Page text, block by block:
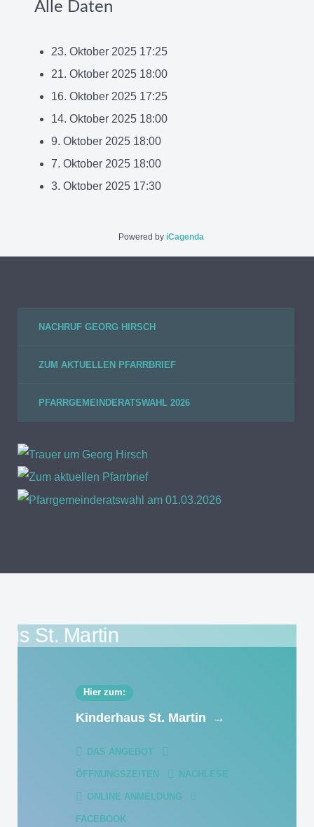
Alle Daten
23. Oktober 2025 17:25
21. Oktober 2025 18:00
16. Oktober 2025 17:25
14. Oktober 2025 18:00
9. Oktober 2025 18:00
7. Oktober 2025 18:00
3. Oktober 2025 17:30
Powered by iCagenda
NACHRUF GEORG HIRSCH
ZUM AKTUELLEN PFARRBRIEF
PFARRGEMEINDERATSWAHL 2026
Hier zum:
Kinderhaus St. Martin →
DAS ANGEBOT
ÖFFNUNGSZEITEN NACHLESE
ONLINE ANMELDUNG
FACEBOOK